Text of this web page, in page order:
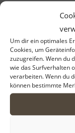
Um dir ein optimales
Cookies, um
zuzugreifen. Wenn du
wie das Surfverhalten
verarbeiten. Wenn du
können bestimmte
ES WURDEN
AUSWAHL